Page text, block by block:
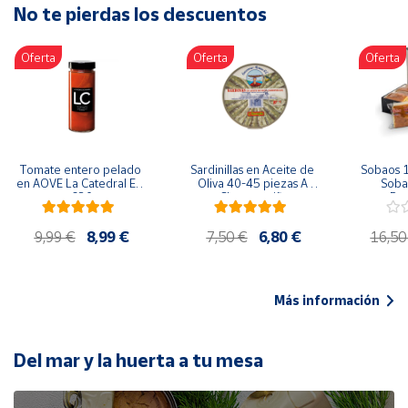
Artesanía
Oficina y
Papelería
Para Canarias,
Ceuta y Melilla
populares
Bono
Cultural
de Correos
Market
No te pierdas los descuentos
Oferta
Tomate entero pelado
en AOVE La Catedral ER-
630
9,99 € 8,99 €
Oferta
Sardinillas en Aceite de
Oliva 40-45 piezas A
Churrusquiña
7,50 € 6,80 €
Oferta
Sobaos
Más información
Del mar y la huerta a tu mesa